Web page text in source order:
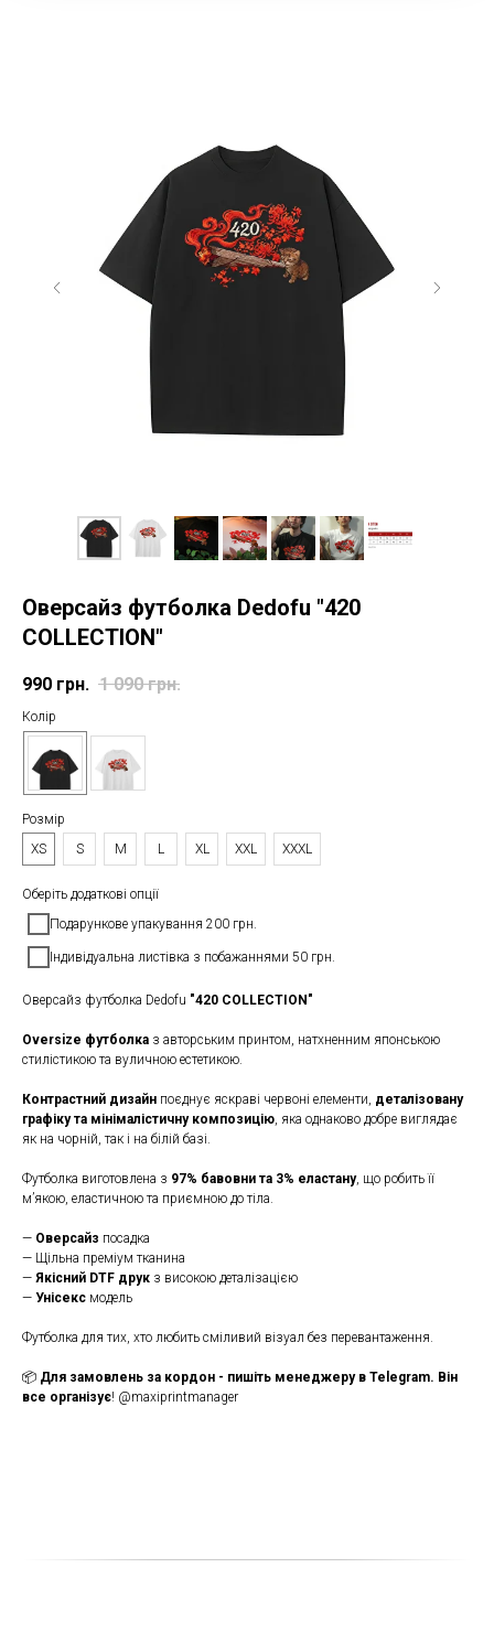
Оверсайз футболка Dedofu "420
COLLECTION"
990 грн. 1 090 грн.
Колір
Розмір
XS
S M L XL XXL XXXL
Оберіть додаткові опції
Подарункове упакування 200 грн.
Індивідуальна листівка з побажаннями 50 грн.
Оверсайз футболка Dedofu "420 COLLECTION"
Oversize футболка з авторським принтом, натхненним японською
стилістикою та вуличною естетикою.
Контрастний дизайн поєднує яскраві червоні елементи, деталізовану
графіку та мінімалістичну композицію , яка однаково добре виглядає
як на чорній, так і на білій базі.
Футболка виготовлена з 97% бавовни та 3% еластану, що робить її
м’якою, еластичною та приємною до тіла.
— Оверсайз посадка
— Щільна преміум тканина
— Якісний DTF друк з високою деталізацією
— Унісекс модель
Футболка для тих, хто любить сміливий візуал без перевантаження.
📦 Для замовлень за кордон - пишіть менеджеру в Telegram. Він
все організує! @maxiprintmanager